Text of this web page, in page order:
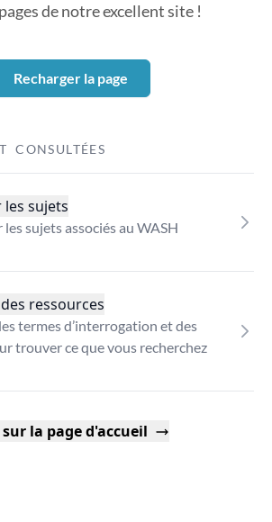
de notre excellent site !
Recharger la page
CONSULTÉES
les sujets
sujets associés au WASH
ressources
termes d’interrogation et des
trouver ce que vous recherchez
la page d'accueil